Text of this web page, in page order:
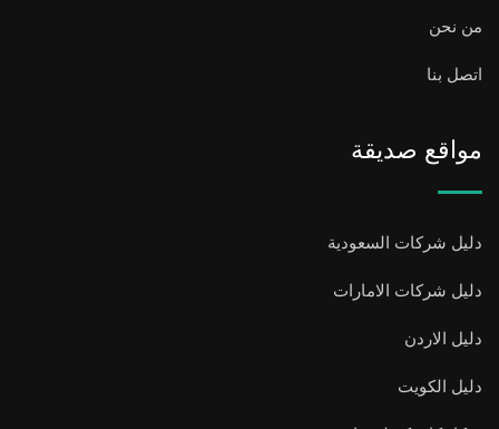
من نحن
اتصل بنا
مواقع صديقة
دليل شركات السعودية
دليل شركات الامارات
دليل الاردن
دليل الكويت